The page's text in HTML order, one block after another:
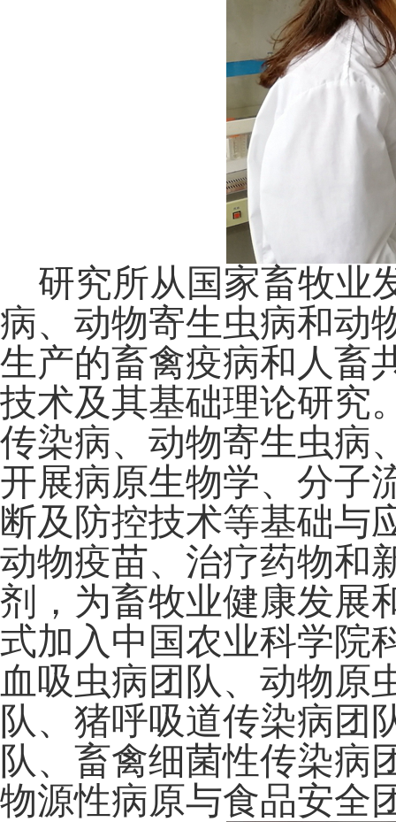
研究所从国家畜牧业
病、动物寄生虫病和动
生产的畜禽疫病和人畜
技术及其基础理论研究
传染病、动物寄生虫病
开展病原生物学、分子
断及防控技术等基础与
动物疫苗、治疗药物和
剂，为畜牧业健康发展
式加入中国农业科学院
血吸虫病团队、动物原
队、猪呼吸道传染病团
队、畜禽细菌性传染病
物源性病原与食品安全